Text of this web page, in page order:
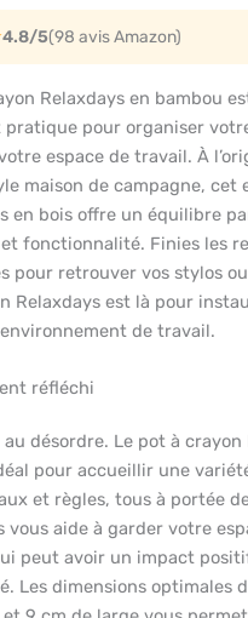
4.8/5(98 avis Amazon)
Relaxdays en bambou
pratique pour organiser
espace de travail. À
maison de campagne, cet
en bois offre un équilibre
fonctionnalité. Finies les
pour retrouver vos stylos
Relaxdays est là pour
de travail.
réfléchi
au désordre. Le pot à
pour accueillir une
et règles, tous à portée
vous aide à garder votre
peut avoir un impact
Les dimensions optimales